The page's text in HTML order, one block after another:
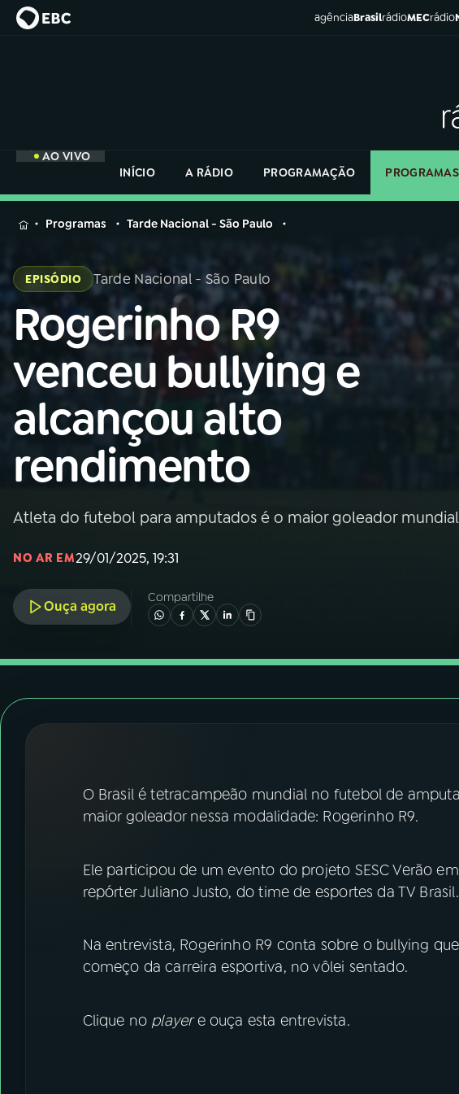
agênciaBrasilrádioMECrádio
AO VIVO
INÍCIO
A RÁDIO PROGRAMAÇÃO PROGRAMAS
MENU
Buscar
na
Rádio
Nacional
Buscar
AO VIVO
01INÍCIO
02A RÁDIO
03PROGRAMAÇÃO
05PODCASTS
FESTIVAL DE MÚSICA
YouTube Facebook
na
Rádio
Programas Tarde Nacional - São Paulo
EPISÓDIO Tarde Nacional - São Paulo
Rogerinho R9
venceu bullying e
alcançou alto
rendimento
Atleta do futebol para amputados é o maior goleador
NO AR EM29/01/2025, 19:31
Ouça agora
Compartilhe
O Brasil é tetracampeão mundial no futebol de
maior goleador nessa modalidade: Rogerinho R9.
Ele participou de um evento do projeto SESC Verão
repórter Juliano Justo, do time de esportes da TV Brasil.
Na entrevista, Rogerinho R9 conta sobre o bullying
começo da carreira esportiva, no vôlei sentado.
Clique no playere ouça esta entrevista.